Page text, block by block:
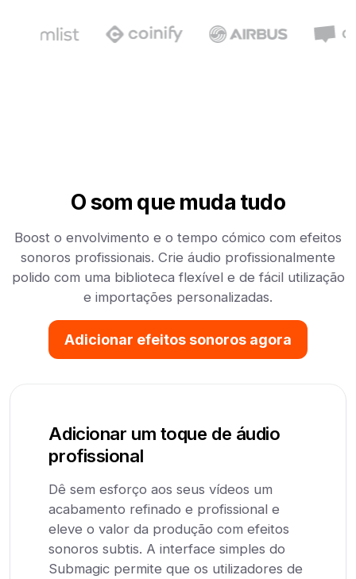
O som que muda tudo
Boost o envolvimento e o tempo cómico com efeitos
sonoros profissionais. Crie áudio profissionalmente
polido com uma biblioteca flexível e de fácil utilização
e importações personalizadas.
Adicionar efeitos sonoros agora
Adicionar um toque de áudio
profissional
Dê sem esforço aos seus vídeos um
acabamento refinado e profissional e
eleve o valor da produção com efeitos
sonoros subtis. A interface simples do
Submagic permite que os utilizadores de